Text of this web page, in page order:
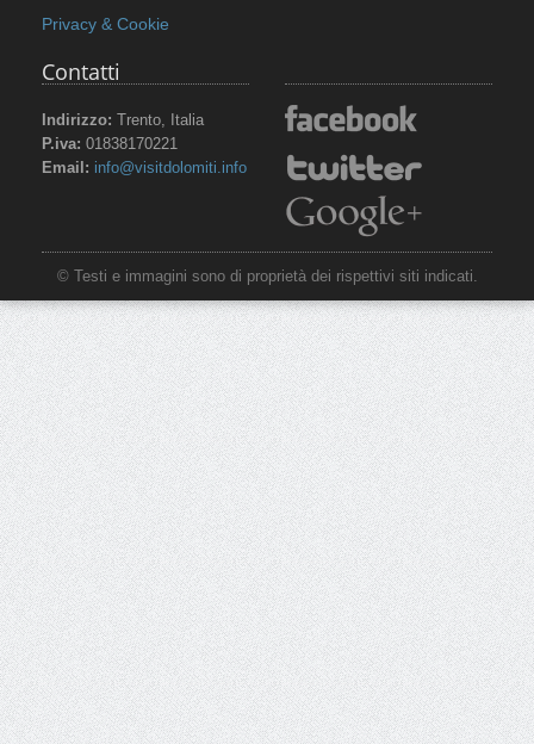
Privacy & Cookie
Contatti
Indirizzo: Trento, Italia
P.iva: 01838170221
Email: info@visitdolomiti.info
© Testi e immagini sono di proprietà dei rispettivi siti indicati.